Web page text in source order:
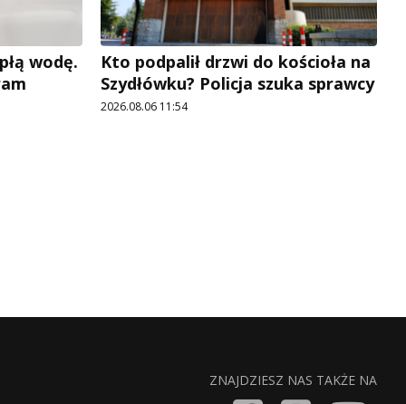
wodę.
Kto podpalił drzwi do kościoła na
Szydłówku? Policja szuka sprawcy
2026.08.06 11:54
ZNAJDZIESZ NAS TAKŻE NA